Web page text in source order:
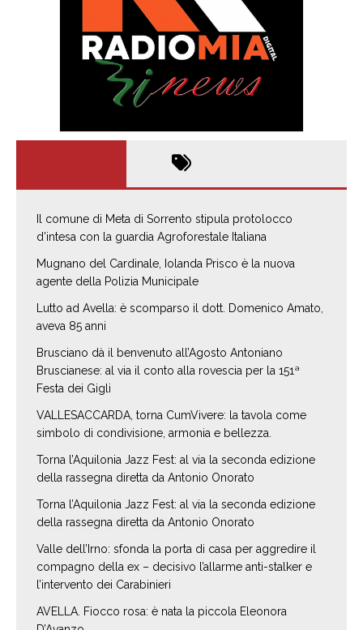
Il comune di Meta di Sorrento stipula protolocco
d’intesa con la guardia Agroforestale Italiana
Mugnano del Cardinale, Iolanda Prisco è la nuova
agente della Polizia Municipale
Lutto ad Avella: è scomparso il dott. Domenico Amato,
aveva 85 anni
Brusciano dà il benvenuto all’Agosto Antoniano
Bruscianese: al via il conto alla rovescia per la 151ª
Festa dei Gigli
VALLESACCARDA, torna CumVivere: la tavola come
simbolo di condivisione, armonia e bellezza.
Torna l’Aquilonia Jazz Fest: al via la seconda edizione
della rassegna diretta da Antonio Onorato
Torna l’Aquilonia Jazz Fest: al via la seconda edizione
della rassegna diretta da Antonio Onorato
Valle dell’Irno: sfonda la porta di casa per aggredire il
compagno della ex – decisivo l’allarme anti-stalker e
l’intervento dei Carabinieri
AVELLA. Fiocco rosa: è nata la piccola Eleonora